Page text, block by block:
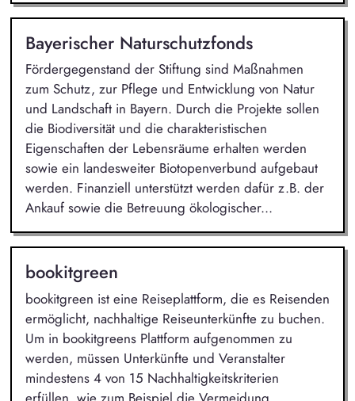
Bayerischer Naturschutzfonds
Fördergegenstand der Stiftung sind Maßnahmen
zum Schutz, zur Pflege und Entwicklung von Natur
und Landschaft in Bayern. Durch die Projekte sollen
die Biodiversität und die charakteristischen
Eigenschaften der Lebensräume erhalten werden
sowie ein landesweiter Biotopenverbund aufgebaut
werden. Finanziell unterstützt werden dafür z.B. der
Ankauf sowie die Betreuung ökologischer...
bookitgreen
bookitgreen ist eine Reiseplattform, die es Reisenden
ermöglicht, nachhaltige Reiseunterkünfte zu buchen.
Um in bookitgreens Plattform aufgenommen zu
werden, müssen Unterkünfte und Veranstalter
mindestens 4 von 15 Nachhaltigkeitskriterien